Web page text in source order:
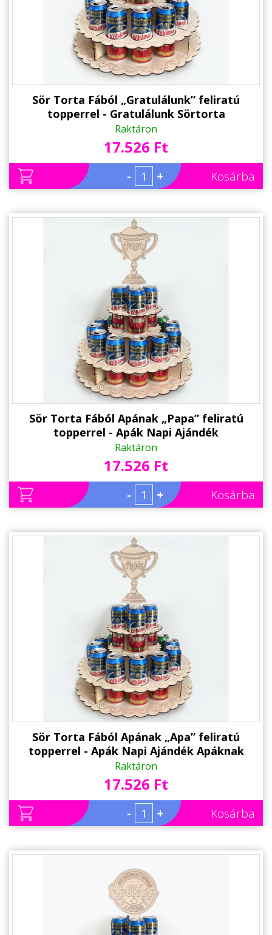
Sör Torta Fából „Gratulálunk” feliratú
topperrel - Gratulálunk Sörtorta
Raktáron
17.526 Ft
- + Kosárba
Sör Torta Fából Apának „Papa” feliratú
topperrel - Apák Napi Ajándék
Nagypapáknak
Raktáron
17.526 Ft
- + Kosárba
Sör Torta Fából Apának „Apa” feliratú
topperrel - Apák Napi Ajándék Apáknak
Raktáron
17.526 Ft
- + Kosárba